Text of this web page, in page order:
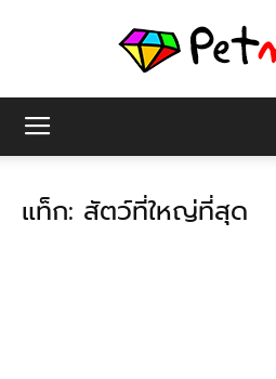
มายา
แท็ก: สัตว์ที่ใหญ่ที่สุด